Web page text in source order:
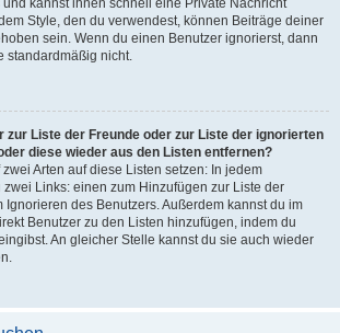
kannst ihnen schnell eine Private Nachricht
Style, den du verwendest, können Beiträge deiner
sein. Wenn du einen Benutzer ignorierst, dann
standardmäßig nicht.
zur Liste der Freunde oder zur Liste der ignorierten
diese wieder aus den Listen entfernen?
Arten auf diese Listen setzen: In jedem
zwei Links: einen zum Hinzufügen zur Liste der
Ignorieren des Benutzers. Außerdem kannst du im
Benutzer zu den Listen hinzufügen, indem du
An gleicher Stelle kannst du sie auch wieder